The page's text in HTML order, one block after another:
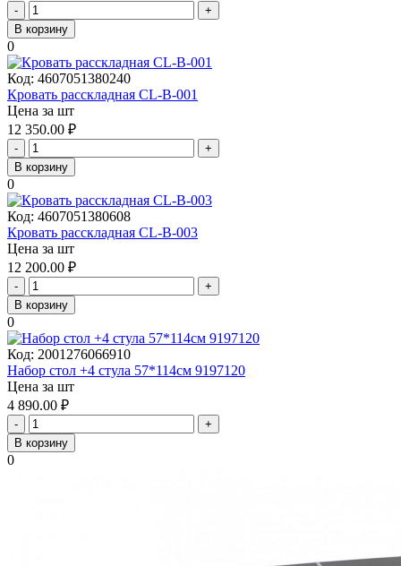
-
+
В корзину
0
Код: 4607051380240
Кровать расскладная CL-B-001
Цена за шт
12 350.00 ₽
-
+
В корзину
0
Код: 4607051380608
Кровать расскладная CL-B-003
Цена за шт
12 200.00 ₽
-
+
В корзину
0
Код: 2001276066910
Набор стол +4 стула 57*114см 9197120
Цена за шт
4 890.00 ₽
-
+
В корзину
0